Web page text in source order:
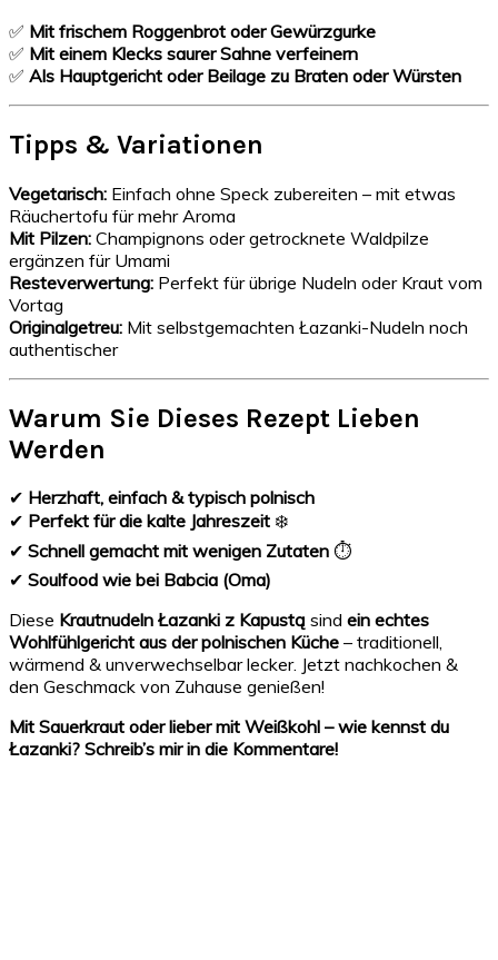
✅ Mit frischem Roggenbrot oder Gewürzgurke
✅ Mit einem Klecks saurer Sahne verfeinern
✅ Als Hauptgericht oder Beilage zu Braten oder Würsten
Tipps & Variationen
Vegetarisch: Einfach ohne Speck zubereiten – mit etwas
Räuchertofu für mehr Aroma
Mit Pilzen: Champignons oder getrocknete Waldpilze
ergänzen für Umami
Resteverwertung: Perfekt für übrige Nudeln oder Kraut vom
Vortag
Originalgetreu: Mit selbstgemachten Łazanki-Nudeln noch
authentischer
Warum Sie Dieses Rezept Lieben
Werden
✔ Herzhaft, einfach & typisch polnisch
✔ Perfekt für die kalte Jahreszeit ❄️
✔ Schnell gemacht mit wenigen Zutaten ⏱
✔ Soulfood wie bei Babcia (Oma)
Diese Krautnudeln Łazanki z Kapustą sind ein echtes
Wohlfühlgericht aus der polnischen Küche – traditionell,
wärmend & unverwechselbar lecker. Jetzt nachkochen &
den Geschmack von Zuhause genießen!
Mit Sauerkraut oder lieber mit Weißkohl – wie kennst du
Łazanki? Schreib’s mir in die Kommentare! ️